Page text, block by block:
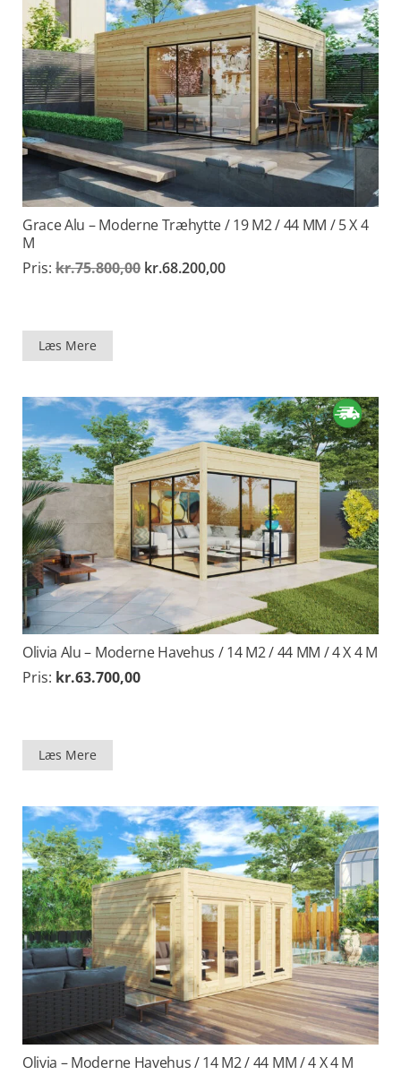
Grace Alu – Moderne Træhytte / 19 M2 / 44 MM / 5 X 4
M
Pris: kr.75.800,00 Den
oprindelige
kr.68.200,00Den
Læs Mere
Olivia Alu – Moderne Havehus / 14 M2 / 44 MM / 4 X 4 M
Pris: kr.63.700,00
Læs Mere
Olivia – Moderne Havehus / 14 M2 / 44 MM / 4 X 4 M